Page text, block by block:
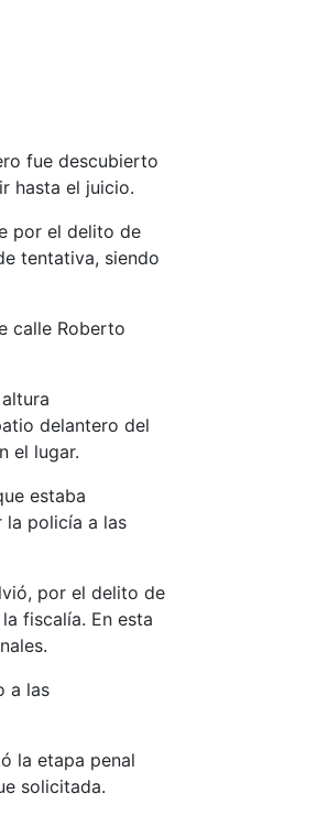
fue descubierto
hasta el juicio.
por el delito de
tentativa, siendo
calle Roberto
delantero del
el lugar.
estaba
la policía a las
por el delito de
fiscalía. En esta
a las
la etapa penal
solicitada.